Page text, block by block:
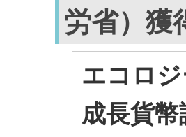
労省）獲
エコロ
成長貨